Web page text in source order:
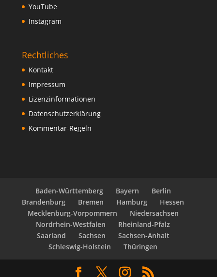
YouTube
Instagram
Rechtliches
Kontakt
Impressum
Lizenzinformationen
Datenschutzerklärung
Kommentar-Regeln
Baden-Württemberg Bayern
Berlin
Brandenburg
Bremen Hamburg
Hessen
Mecklenburg-Vorpommern
Niedersachsen
Nordrhein-Westfalen
Rheinland-Pfalz
Saarland
Sachsen
Sachsen-Anhalt
Schleswig-Holstein
Thüringen